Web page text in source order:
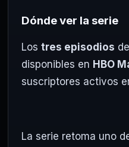
Dónde ver la serie
Los tres episodios de
disponibles en HBO
suscriptores activos
La serie retoma uno